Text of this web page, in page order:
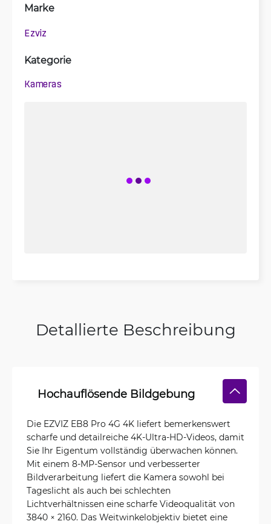
Marke
Ezviz
Kategorie
Kameras
Detallierte Beschreibung
Hochauflösende Bildgebung
Die EZVIZ EB8 Pro 4G 4K liefert bemerkenswert
scharfe und detailreiche 4K-Ultra-HD-Videos, damit
Sie Ihr Eigentum vollständig überwachen können.
Mit einem 8-MP-Sensor und verbesserter
Bildverarbeitung liefert die Kamera sowohl bei
Tageslicht als auch bei schlechten
Lichtverhältnissen eine scharfe Videoqualität von
3840 × 2160. Das Weitwinkelobjektiv bietet eine